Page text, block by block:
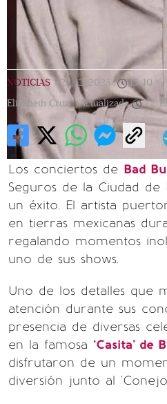
NOTICIAS | 22/12/2025 | 13:40
Elizabeth Cruz | Actualizada 22/
Los conciertos de Bad
Seguros de la Ciudad
un éxito. El artista
en tierras mexicanas
regalando momentos
uno de sus shows.
Uno de los detalles que
atención durante sus
presencia de diversas
en la famosa ‘Casita’ de
disfrutaron de un
diversión junto al